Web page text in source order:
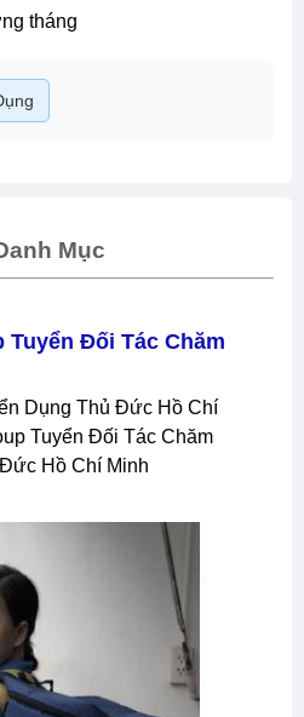
tháng
Mục
Tuyển Đối Tác Chăm
Tuyển Đối Tác Chăm
Hồ Chí Minh